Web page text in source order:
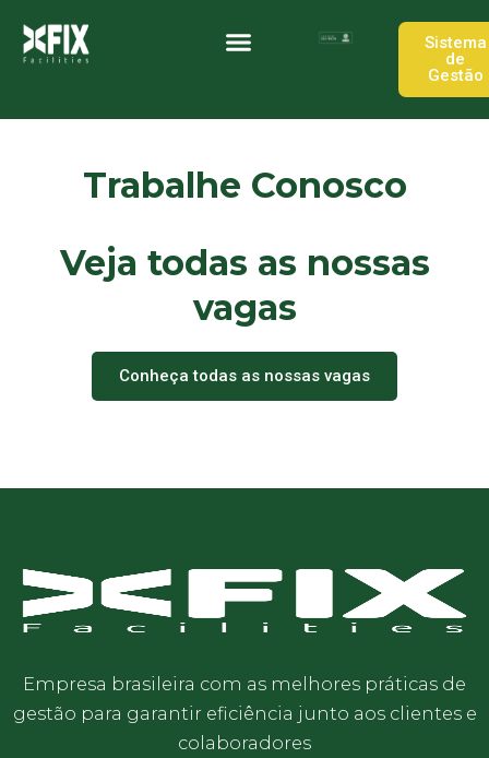
para
Sistema
de
Gestão
Trabalhe Conosco
Veja todas as nossas
vagas
Conheça todas as nossas vagas
Empresa brasileira com as melhores práticas de
gestão para garantir eficiência junto aos clientes e
colaboradores